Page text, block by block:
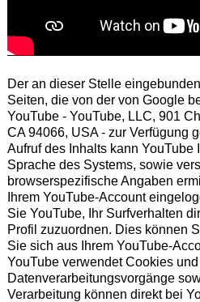
Der an dieser Stelle
Seiten, die von der von Google
YouTube - YouTube, LLC, 901
CA 94066, USA - zur Verfügung
Aufruf des Inhalts kann YouTube
Sprache des Systems, sowie
browserspezifische Angaben
Ihrem YouTube-Account
Sie YouTube, Ihr Surfverhalten
Profil zuzuordnen. Dies können
Sie sich aus Ihrem YouTube-
YouTube verwendet Cookies
Datenverarbeitungsvorgänge
Verarbeitung können direkt bei